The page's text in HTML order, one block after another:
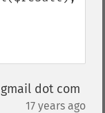
dot com
17 years ago